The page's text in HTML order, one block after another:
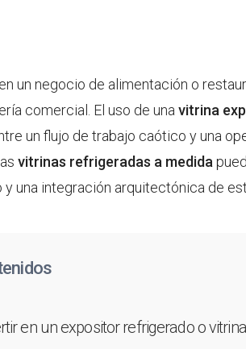
un negocio de alimentación o
comercial. El uso de una vitrina
un flujo de trabajo caótico y una
vitrinas refrigeradas a medida
una integración arquitectónica de
en un expositor refrigerado o